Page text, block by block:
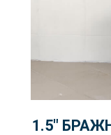
1.5″